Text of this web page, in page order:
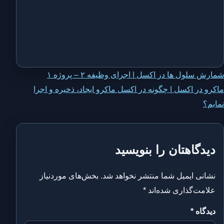
راهبری
نوشته
شمارش سلول ها در اکسل ‍| اجرای وظیفه ۲ – پروژه ۱
ماکرو در اکسل | چگونه در اکسل ماکرو ایجاد، ذخیره و اجرا
نمایم؟
دیدگاهتان را بنویسید
نشانی ایمیل شما منتشر نخواهد شد. بخش‌های موردنیاز
علامت‌گذاری شده‌اند *
دیدگاه *